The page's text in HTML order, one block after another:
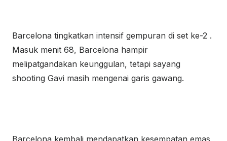
Barcelona tingkatkan intensif gempuran di set ke-2 .
Masuk menit 68, Barcelona hampir
melipatgandakan keunggulan, tetapi sayang
shooting Gavi masih mengenai garis gawang.
Barcelona kembali mendapatkan kesempatan emas